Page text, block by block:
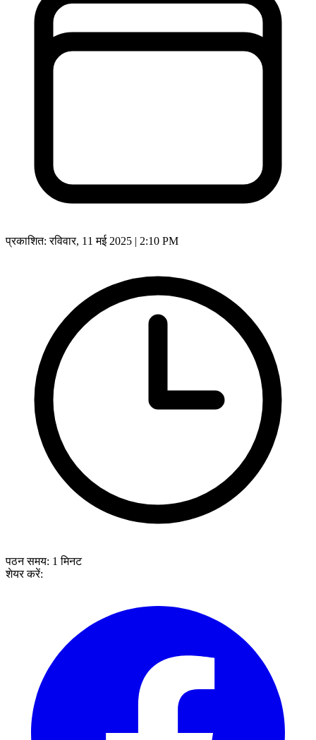
प्रकाशित:रविवार, 11 मई 2025 | 2:10 PM
पठन समय: 1 मिनट
शेयर करें: